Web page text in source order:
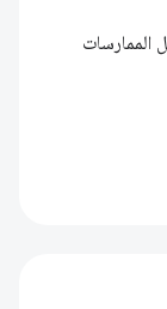
الممارسات